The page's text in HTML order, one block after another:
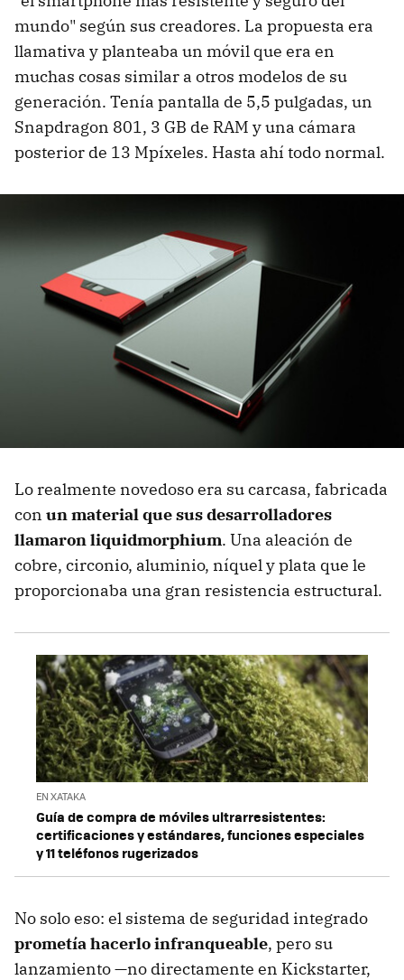
mundo" según sus creadores. La propuesta era
llamativa y planteaba un móvil que era en
muchas cosas similar a otros modelos de su
generación. Tenía pantalla de 5,5 pulgadas, un
Snapdragon 801, 3 GB de RAM y una cámara
posterior de 13 Mpíxeles. Hasta ahí todo normal.
Lo realmente novedoso era su carcasa, fabricada
con un material que sus desarrolladores
llamaron liquidmorphium. Una aleación de
cobre, circonio, aluminio, níquel y plata que le
proporcionaba una gran resistencia estructural.
EN XATAKA
Guía de compra de móviles ultrarresistentes:
certificaciones y estándares, funciones especiales
y 11 teléfonos rugerizados
No solo eso: el sistema de seguridad integrado
prometía hacerlo infranqueable, pero su
lanzamiento —no directamente en Kickstarter,